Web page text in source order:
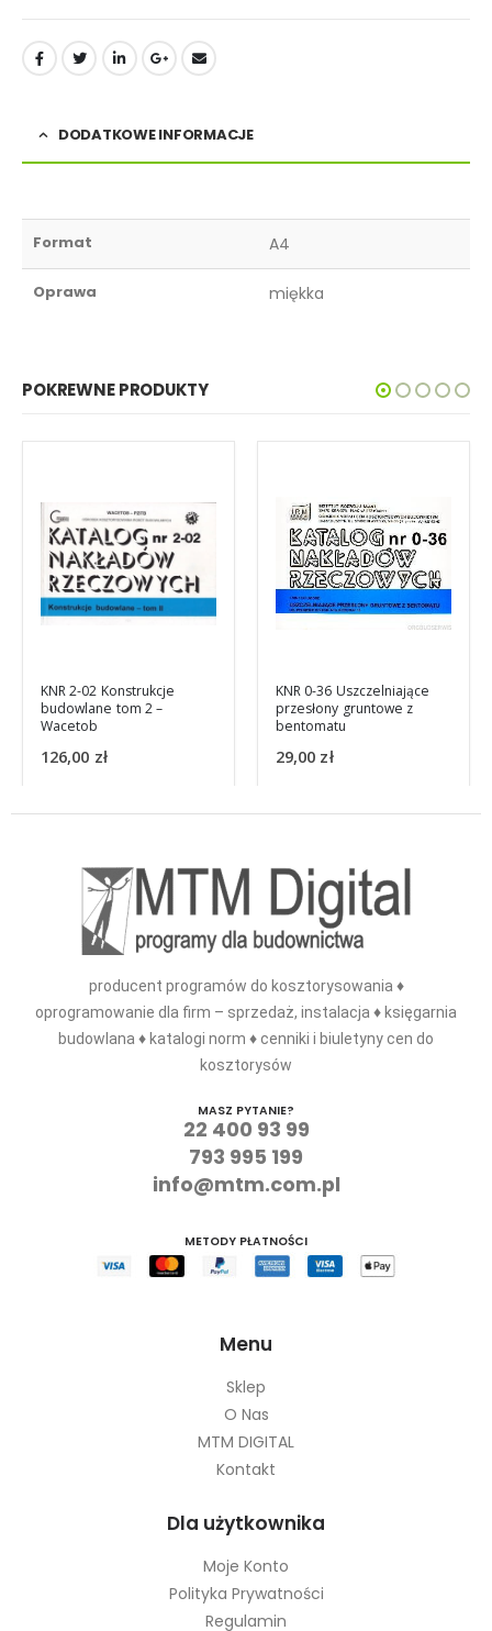
DODATKOWE INFORMACJE
Format A4
Oprawa miękka
POKREWNE PRODUKTY
KNR 2-02 Konstrukcje
budowlane tom 2 –
Wacetob
126,00 zł
KNR 0-36 Uszczelniające
przesłony gruntowe z
bentomatu
29,00 zł
producent programów do kosztorysowania ♦
oprogramowanie dla firm – sprzedaż, instalacja ♦ księgarnia
budowlana ♦ katalogi norm ♦ cenniki i biuletyny cen do
kosztorysów
MASZ PYTANIE?
22 400 93 99
793 995 199
info@mtm.com.pl
METODY PŁATNOŚCI
Menu
Sklep
O Nas
MTM DIGITAL
Kontakt
Dla użytkownika
Moje Konto
Polityka Prywatności
Regulamin